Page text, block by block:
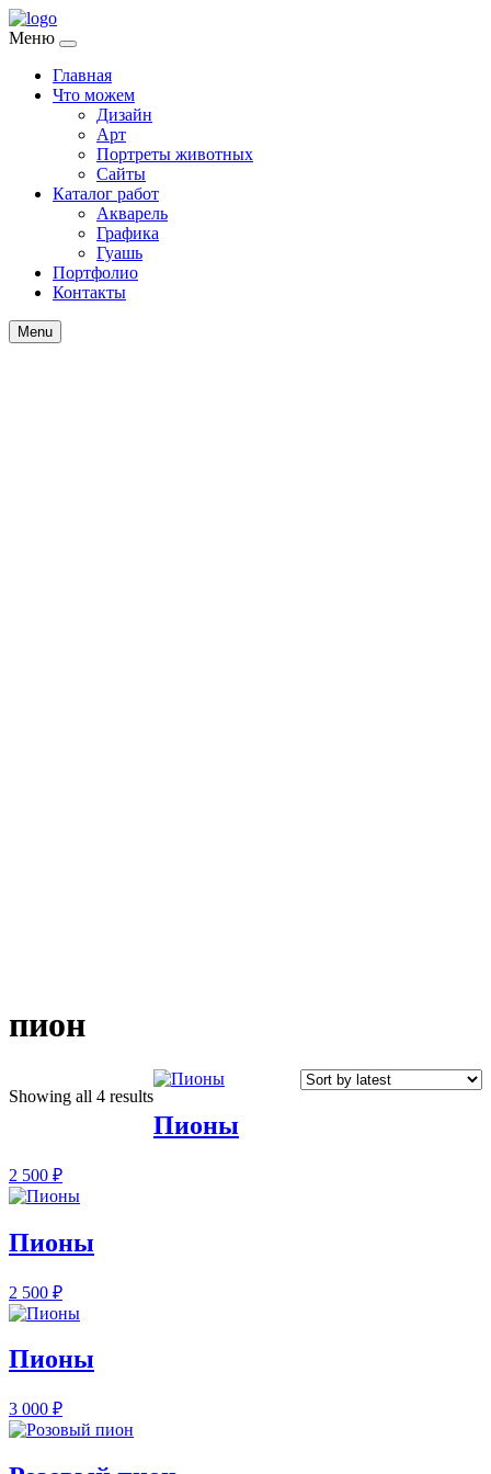
Меню
Главная
Что можем
Дизайн
Арт
Портреты животных
Сайты
Каталог работ
Акварель
Графика
Гуашь
Портфолио
Контакты
Menu
пион
Showing all 4 results
Пионы
2 500 ₽
Пионы
2 500 ₽
Пионы
3 000 ₽